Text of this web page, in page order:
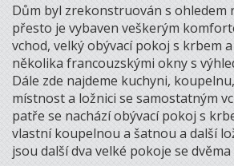
Dům byl zrekonstruován s ohledem
přesto je vybaven veškerým
vchod, velký obývací pokoj s krbem
několika francouzskými okny s
Dále zde najdeme kuchyni,
místnost a ložnici se samostatným
patře se nachází obývací pokoj s
vlastní koupelnou a šatnou a další
jsou další dva velké pokoje se